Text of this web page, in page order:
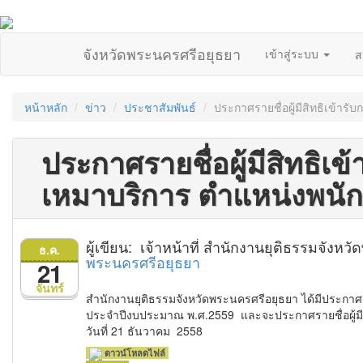
จังหวัดพระนครศรีอยุธยา เข้าสู่ระบบ
หน้าหลัก ข่าว ประชาสัมพันธ์ ประกาศรายชื่อผู้มีสิทธิเข้ารับ
ประกาศรายชื่อผู้มีสิทธิเ
เหมาบริการ ตำแหน่งพนั
จันทร์
ธ.ค.
21
ผู้เขียน: เจ้าหน้าที่ สำนักงานยุติธรรมจังหวั
พระนครศรีอยุธยา
สำนักงานยุติธรรมจังหวัดพระนครศรีอยุธยา ได้มีประกา
ประจำปีงบประมาณ พ.ศ.2559 และจะประกาศรายชื่อผู้
วันที่ 21 ธันวาคม 2558
ดาวน์โหลดไฟล์